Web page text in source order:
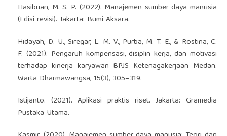
Hasibuan, M. S. P. (2022). Manajemen sumber daya manusia
(Edisi revisi). Jakarta: Bumi Aksara.
Hidayah, D. U., Siregar, L. M. V., Purba, M. T. E., & Rostina, C.
F. (2021). Pengaruh kompensasi, disiplin kerja, dan motivasi
terhadap kinerja karyawan BPJS Ketenagakerjaan Medan.
Warta Dharmawangsa, 15(3), 305–319.
Istijanto. (2021). Aplikasi praktis riset. Jakarta: Gramedia
Pustaka Utama.